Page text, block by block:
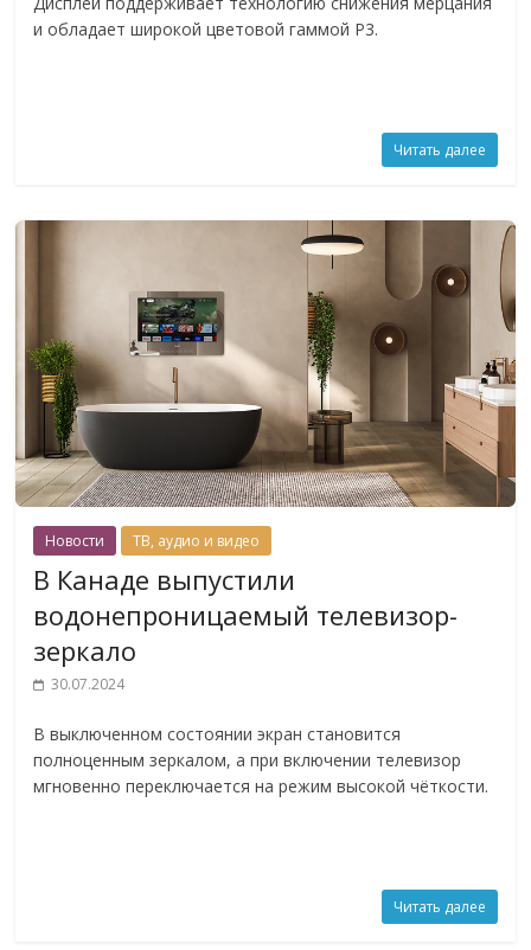
и обладает широкой цветовой гаммой P3.
Читать далее
Новости ТВ, аудио и видео
В Канаде выпустили
водонепроницаемый телевизор-
зеркало
30.07.2024
В выключенном состоянии экран становится
полноценным зеркалом, а при включении телевизор
мгновенно переключается на режим высокой чёткости.
Читать далее